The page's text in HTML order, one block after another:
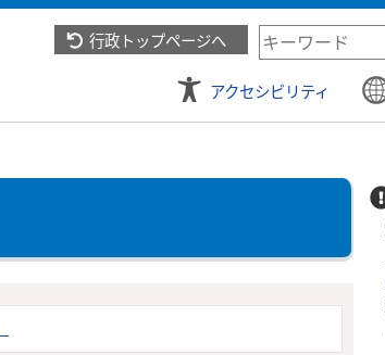
行政トップページへ
検
索
キ
ド
アクセシビリティ